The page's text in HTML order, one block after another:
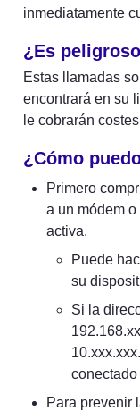
inmediatamente
¿Es
Estas llamadas
encontrará en su
le cobrarán
¿Cómo
Primero
a un módem
activa.
Puede
su
Si la
conectado
Para prevenir